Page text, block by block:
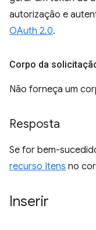
autorização e
OAuth 2.0.
Corpo da
Não forneça um
Resposta
Se for bem-
recurso Itens no
Inserir